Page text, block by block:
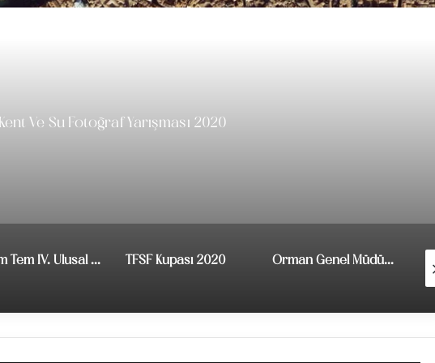
Kent Ve Su Fotoğraf Yarışması 2020
Etem Tem IV. Ulusal Fotoğraf Yarışması TFSF Kupası 2020 Orman Genel Müdürlüğü 4. Ulusal Fotoğraf Yarışması – Türkiye Ormanları “Orman ve Şifalı Bitkiler”